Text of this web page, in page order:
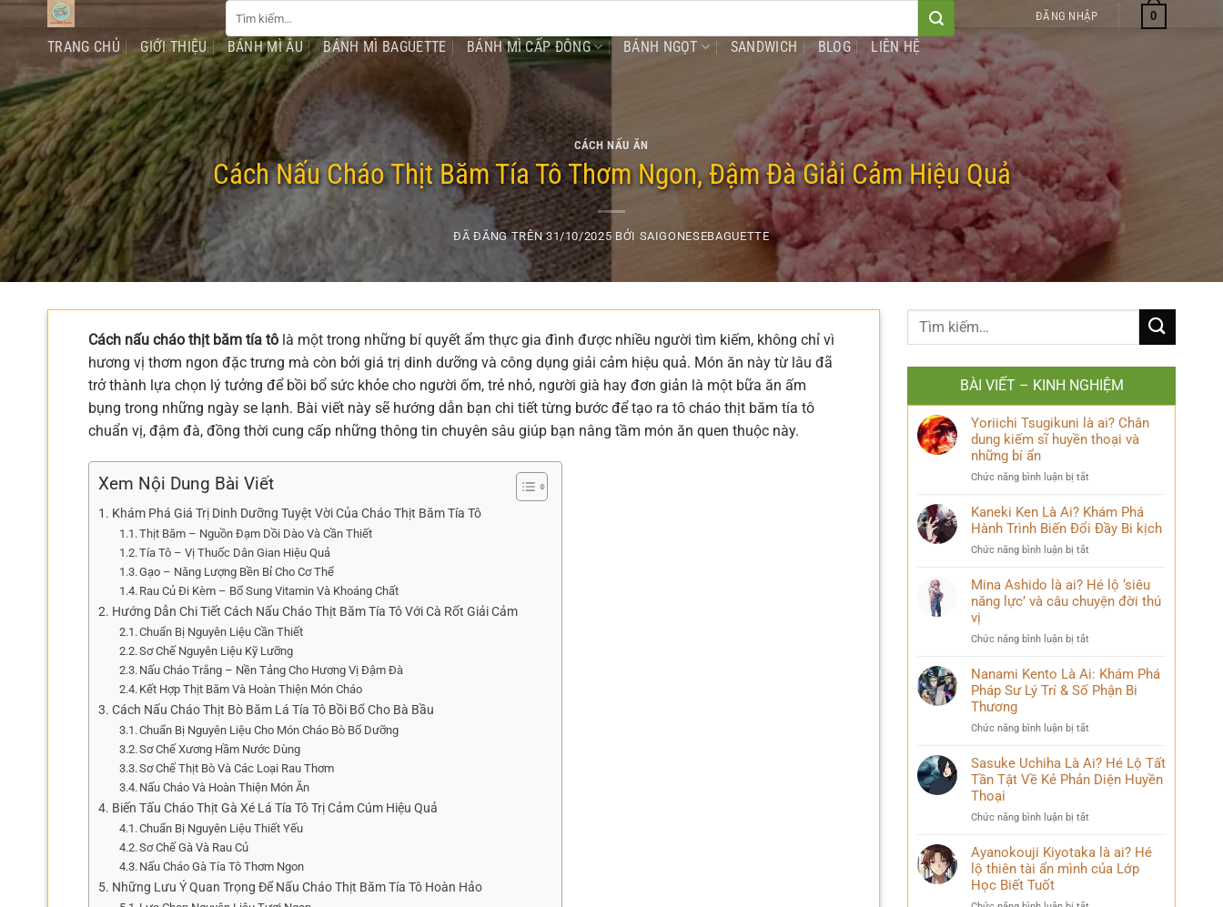
Chuyển
dung
kiếm:
ĐĂNG NHẬP 0
TRANG CHỦ GIỚI THIỆU BÁNH MÌ ÂU BÁNH MÌ BAGUETTE BÁNH MÌ CẤP ĐÔNG BÁNH NGỌT SANDWICH BLOG LIÊN HỆ
CÁCH NẤU ĂN
Cách Nấu Cháo Thịt Băm Tía Tô Thơm Ngon, Đậm Đà Giải Cảm Hiệu Quả
ĐÃ ĐĂNG TRÊN31/10/2025 BỞI SAIGONESEBAGUETTE
Cách nấu cháo thịt băm tía tô là một trong những bí quyết ẩm thực gia đình được nhiều người tìm kiếm, không chỉ vì
hương vị thơm ngon đặc trưng mà còn bởi giá trị dinh dưỡng và công dụng giải cảm hiệu quả. Món ăn này từ lâu đã
trở thành lựa chọn lý tưởng để bồi bổ sức khỏe cho người ốm, trẻ nhỏ, người già hay đơn giản là một bữa ăn ấm
bụng trong những ngày se lạnh. Bài viết này sẽ hướng dẫn bạn chi tiết từng bước để tạo ra tô cháo thịt băm tía tô
chuẩn vị, đậm đà, đồng thời cung cấp những thông tin chuyên sâu giúp bạn nâng tầm món ăn quen thuộc này.
Xem Nội Dung Bài Viết
Khám Phá Giá Trị Dinh Dưỡng Tuyệt Vời Của Cháo Thịt Băm Tía Tô
Thịt Băm – Nguồn Đạm Dồi Dào Và Cần Thiết
Tía Tô – Vị Thuốc Dân Gian Hiệu Quả
Gạo – Năng Lượng Bền Bỉ Cho Cơ Thể
Rau Củ Đi Kèm – Bổ Sung Vitamin Và Khoáng Chất
Hướng Dẫn Chi Tiết Cách Nấu Cháo Thịt Băm Tía Tô Với Cà Rốt Giải Cảm
Chuẩn Bị Nguyên Liệu Cần Thiết
Sơ Chế Nguyên Liệu Kỹ Lưỡng
Nấu Cháo Trắng – Nền Tảng Cho Hương Vị Đậm Đà
Kết Hợp Thịt Băm Và Hoàn Thiện Món Cháo
Cách Nấu Cháo Thịt Bò Băm Lá Tía Tô Bồi Bổ Cho Bà Bầu
Chuẩn Bị Nguyên Liệu Cho Món Cháo Bò Bổ Dưỡng
Sơ Chế Xương Hầm Nước Dùng
Sơ Chế Thịt Bò Và Các Loại Rau Thơm
Nấu Cháo Và Hoàn Thiện Món Ăn
Biến Tấu Cháo Thịt Gà Xé Lá Tía Tô Trị Cảm Cúm Hiệu Quả
Chuẩn Bị Nguyên Liệu Thiết Yếu
Sơ Chế Gà Và Rau Củ
Nấu Cháo Gà Tía Tô Thơm Ngon
Những Lưu Ý Quan Trọng Để Nấu Cháo Thịt Băm Tía Tô Hoàn Hảo
BÀI VIẾT – KINH NGHIỆM
Yoriichi Tsugikuni là ai? Chân
dung kiếm sĩ huyền thoại và
những bí ẩn
Chức năng bình luận bị tắt
Tsugikuni
là
Chân
kiếm
sĩ
và
bí
ẩn
Kaneki Ken Là Ai? Khám Phá
Hành Trình Biến Đổi Đầy Bi kịch
Chức năng bình luận bị tắt
Ken
Ai?
Phá
Trình
Biến
Bi
Mina Ashido là ai? Hé lộ ‘siêu
năng lực’ và câu chuyện đời thú
vị
Chức năng bình luận bị tắt
Ashido
là
lộ
năng
lực’
chuyện
thú
vị
Nanami Kento Là Ai: Khám Phá
Pháp Sư Lý Trí & Số Phận Bi
Thương
Chức năng bình luận bị tắt
Kento
Là
Phá
Sư
Lý
Sasuke Uchiha Là Ai? Hé Lộ Tất
Tần Tật Về Kẻ Phản Diện Huyền
Thoại
Chức năng bình luận bị tắt
Uchiha
Ayanokouji Kiyotaka là ai? Hé
lộ thiên tài ẩn mình của Lớp
Học Biết Tuốt